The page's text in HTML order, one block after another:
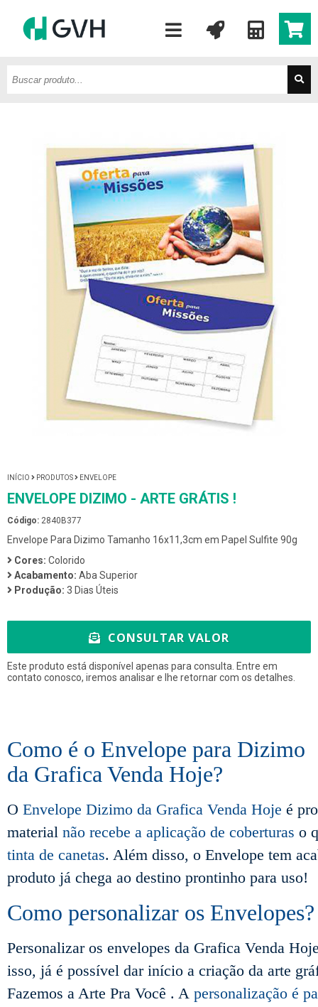
INÍCIO PRODUTOS ENVELOPE
ENVELOPE DIZIMO - ARTE GRÁTIS !
Código: 2840B377
Envelope Para Dizimo Tamanho 16x11,3cm em Papel Sulfite 90g
Cores: Colorido
Acabamento: Aba Superior
Produção: 3 Dias Úteis
CONSULTAR VALOR
Este produto está disponível apenas para consulta. Entre em
contato conosco, iremos analisar e lhe retornar com os detalhes.
Como é o Envelope para Dizimo
da Grafica Venda Hoje?
O Envelope Dizimo da Grafica Venda Hoje é
material não recebe a aplicação de coberturas o
tinta de canetas. Além disso, o Envelope tem
produto já chega ao destino prontinho para uso!
Como personalizar os Envelopes?
Personalizar os envelopes da Grafica Venda
isso, já é possível dar início a criação da arte
Fazemos a Arte Pra Você . A personalização é